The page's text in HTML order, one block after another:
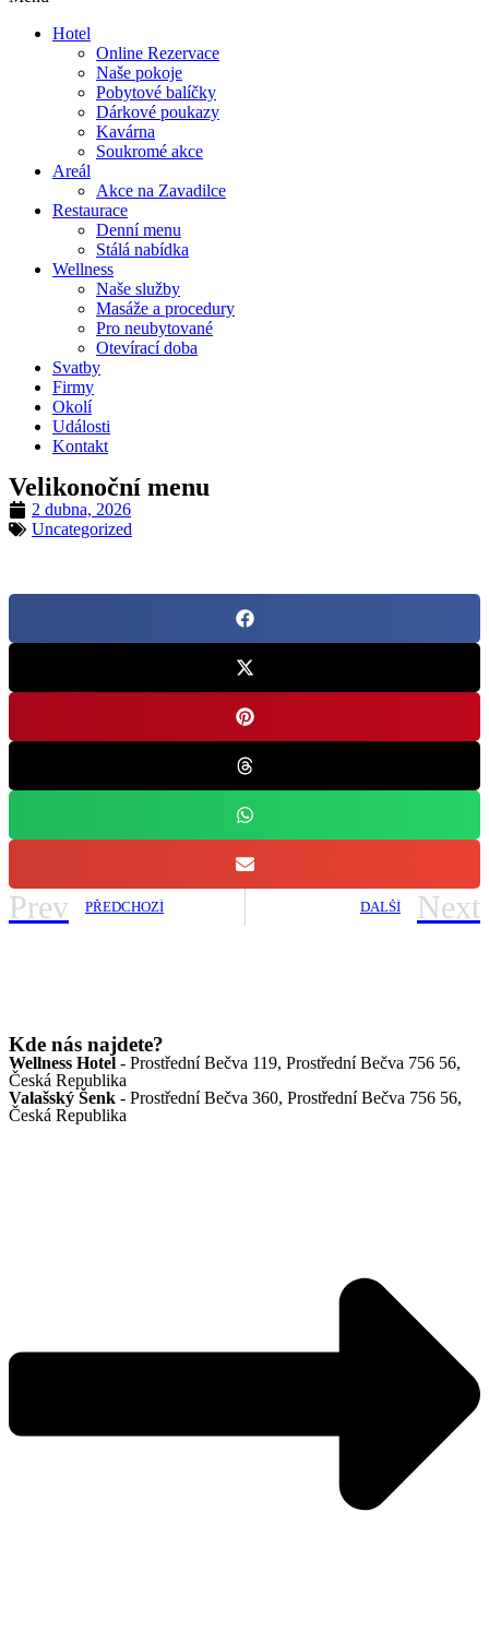
Hotel
Online Rezervace
Naše pokoje
Pobytové balíčky
Dárkové poukazy
Kavárna
Soukromé akce
Areál
Akce na Zavadilce
Restaurace
Denní menu
Stálá nabídka
Wellness
Naše služby
Masáže a procedury
Pro neubytované
Otevírací doba
Svatby
Firmy
Okolí
Události
Kontakt
Velikonoční menu
2 dubna, 2026
Uncategorized
Prev PŘEDCHOZÍ DALŠÍ Next
Kde nás najdete?
Wellness Hotel - Prostřední Bečva 119, Prostřední Bečva 756 56,
Česká Republika
Valašský Šenk - Prostřední Bečva 360, Prostřední Bečva 756 56,
Česká Republika